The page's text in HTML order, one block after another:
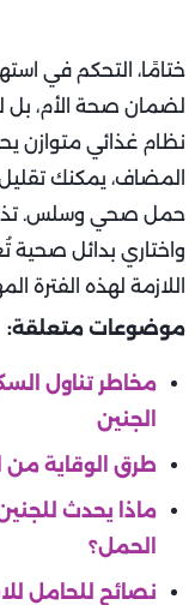
ختامًا، التحكم في
لضمان صحة الأم، بل
نظام غذائي متوازن
المضاف، يمكنك
حمل صحي وسلس.
واختاري بدائل صحية
اللازمة لهذه الفترة
موضوعات متعلقة:
مخاطر تناول
الجنين
طرق الوقاية من
ماذا يحدث
الحمل؟
نصائح للحامل